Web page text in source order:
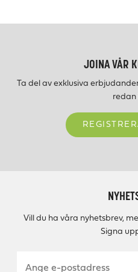
JOINA VÅR
Ta del av exklusiva
redan
Vill du ha våra nyhetsbrev,
Signa